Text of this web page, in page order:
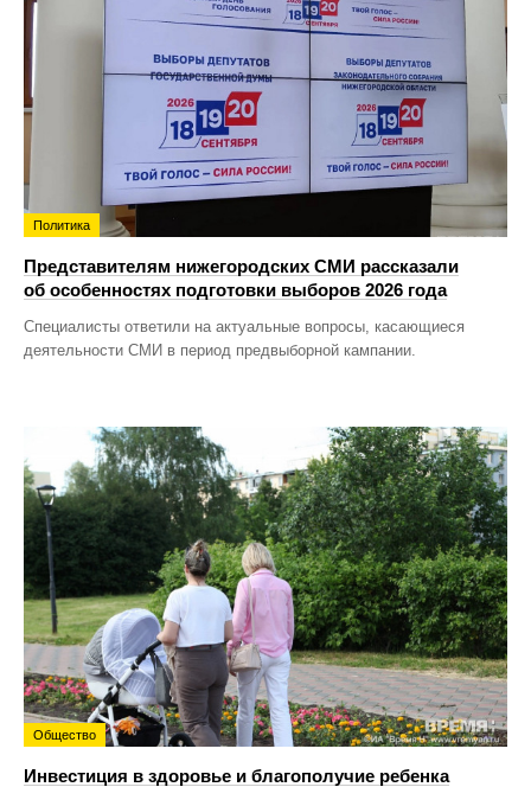
Политика
Представителям нижегородских СМИ рассказали
об особенностях подготовки выборов 2026 года
Специалисты ответили на актуальные вопросы, касающиеся
деятельности СМИ в период предвыборной кампании.
Общество
Инвестиция в здоровье и благополучие ребенка